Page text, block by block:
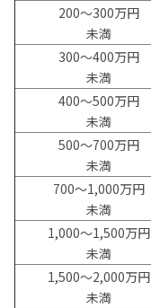
200～300万円
未満
300～400万円
未満
400～500万円
未満
500～700万円
未満
700～1,000万円
未満
1,000～1,500万円
未満
1,500～2,000万円
未満